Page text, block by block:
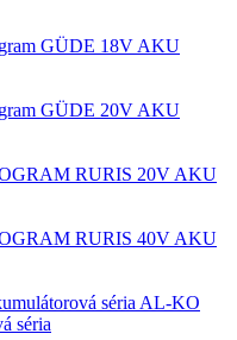
GÜDE 18V AKU
GÜDE 20V AKU
RURIS 20V AKU
RURIS 40V AKU
AL-KO
séria